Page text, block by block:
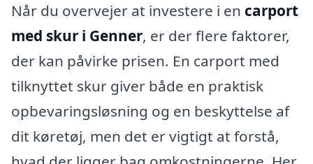
Når du overvejer at investere i en carport
med skur i Genner, er der flere faktorer,
der kan påvirke prisen. En carport med
tilknyttet skur giver både en praktisk
opbevaringsløsning og en beskyttelse af
dit køretøj, men det er vigtigt at forstå,